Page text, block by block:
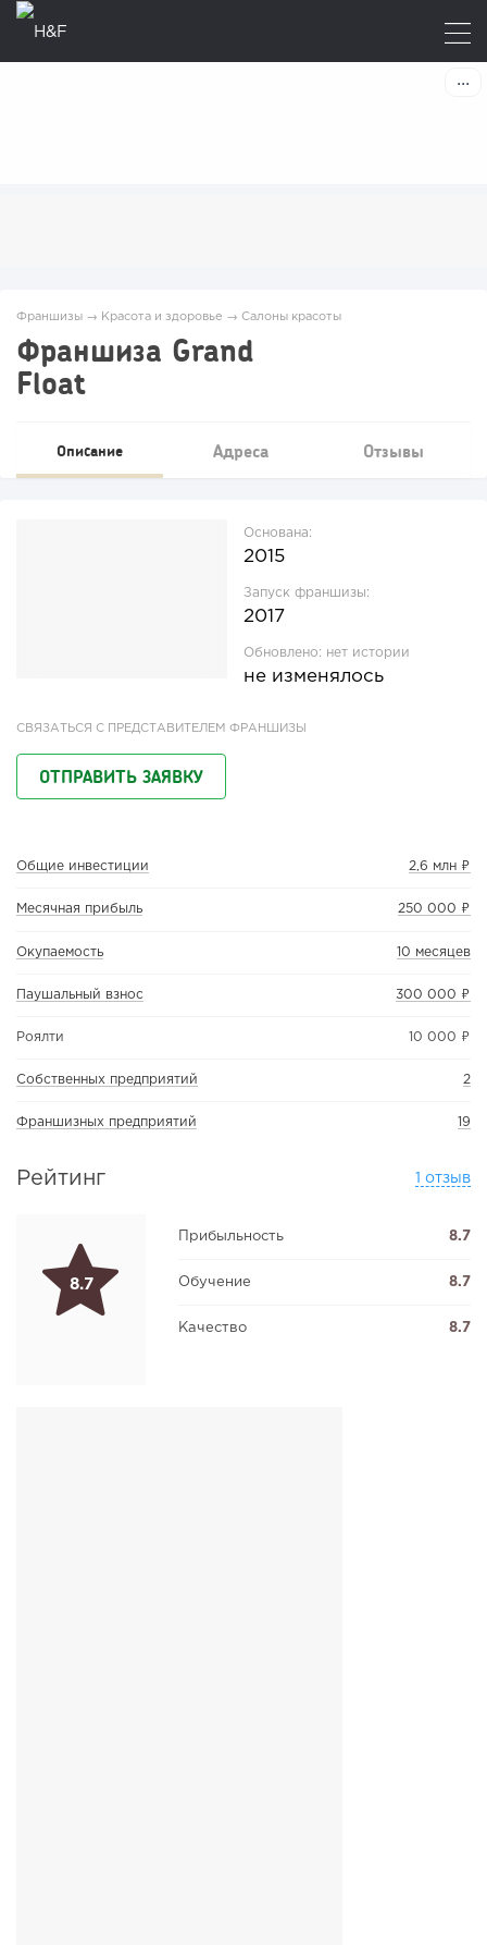
Франшизы → Красота и здоровье → Салоны красоты
Франшиза Grand
Float
Описание Адреса Отзывы
Основана:
2015
Запуск франшизы:
2017
Обновлено: нет истории
не изменялось
СВЯЗАТЬСЯ С ПРЕДСТАВИТЕЛЕМ ФРАНШИЗЫ
ОТПРАВИТЬ ЗАЯВКУ
Общие инвестиции 2,6 млн ₽
Месячная прибыль 250 000 ₽
Окупаемость 10 месяцев
Паушальный взнос 300 000 ₽
Роялти 10 000 ₽
Собственных предприятий 2
Франшизных предприятий 19
Рейтинг 1 отзыв
8.7
Прибыльность 8.7
Обучение 8.7
Качество 8.7